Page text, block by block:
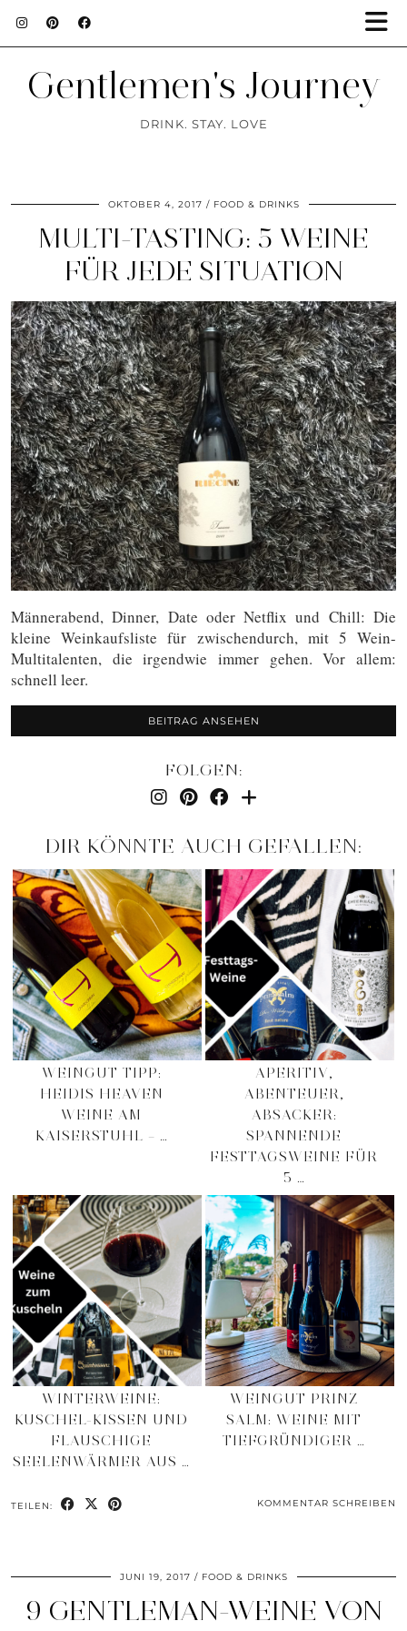
Gentlemen's Journey
DRINK. STAY. LOVE
OKTOBER 4, 2017 FOOD & DRINKS
MULTI-TASTING: 5 WEINE
FÜR JEDE SITUATION
Männerabend, Dinner, Date oder Netflix und Chill: Die
kleine Weinkaufsliste für zwischendurch, mit 5 Wein-
Multitalenten, die irgendwie immer gehen. Vor allem:
schnell leer.
BEITRAG ANSEHEN
FOLGEN:
DIR KÖNNTE AUCH GEFALLEN:
WEINGUT TIPP:
HEIDIS HEAVEN
WEINE AM
KAISERSTUHL – …
APERITIV,
ABENTEUER,
ABSACKER:
SPANNENDE
FESTTAGSWEINE FÜR
5 …
WINTERWEINE:
KUSCHEL-KISSEN UND
FLAUSCHIGE
SEELENWÄRMER AUS …
WEINGUT PRINZ
SALM: WEINE MIT
TIEFGRÜNDIGER …
TEILEN: KOMMENTAR SCHREIBEN
JUNI 19, 2017 FOOD & DRINKS
9 GENTLEMAN-WEINE VON